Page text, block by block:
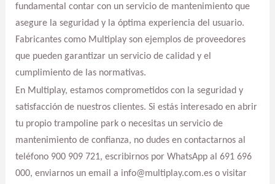
fundamental contar con un servicio de mantenimiento que
asegure la seguridad y la óptima experiencia del usuario.
Fabricantes como Multiplay son ejemplos de proveedores
que pueden garantizar un servicio de calidad y el
cumplimiento de las normativas.
En Multiplay, estamos comprometidos con la seguridad y
satisfacción de nuestros clientes. Si estás interesado en abrir
tu propio trampoline park o necesitas un servicio de
mantenimiento de confianza, no dudes en contactarnos al
teléfono 900 909 721, escribirnos por WhatsApp al 691 696
000, enviarnos un email a info@multiplay.com.es o visitar